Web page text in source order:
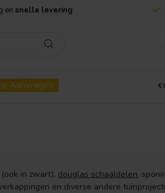
en snelle levering
Aanvragen €
(ook in zwart), douglas schaaldelen,
en diverse andere